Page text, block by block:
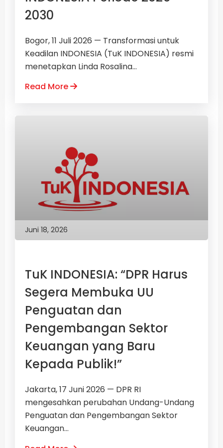
2030
Bogor, 11 Juli 2026 — Transformasi untuk
Keadilan INDONESIA (TuK INDONESIA) resmi
menetapkan Linda Rosalina...
Read More
Juni 18, 2026
TuK INDONESIA: “DPR Harus
Segera Membuka UU
Penguatan dan
Pengembangan Sektor
Keuangan yang Baru
Kepada Publik!”
Jakarta, 17 Juni 2026 — DPR RI
mengesahkan perubahan Undang-Undang
Penguatan dan Pengembangan Sektor
Keuangan...